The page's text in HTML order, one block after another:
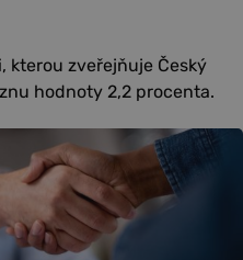
kterou zveřejňuje Český
hodnoty 2,2 procenta.